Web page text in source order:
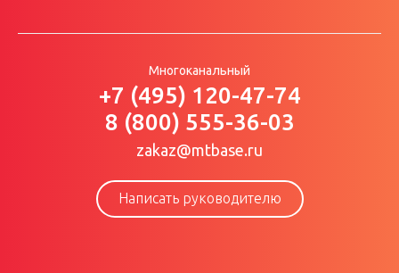
Многоканальный
+7 (495) 120-47-74
8 (800) 555-36-03
zakaz@mtbase.ru
Написать руководителю